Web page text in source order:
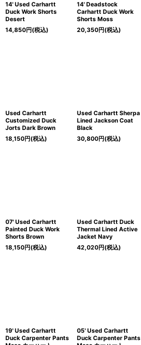
14' Used Carhartt
Duck Work Shorts
Desert
14,850円(税込)
14' Deadstock
Carhartt Duck Work
Shorts Moss
20,350円(税込)
Used Carhartt
Customized Duck
Jorts Dark Brown
18,150円(税込)
Used Carhartt Sherpa
Lined Jackson Coat
Black
30,800円(税込)
07' Used Carhartt
Painted Duck Work
Shorts Brown
18,150円(税込)
Used Carhartt Duck
Thermal Lined Active
Jacket Navy
42,020円(税込)
19' Used Carhartt
Duck Carpenter Pants
05' Used Carhartt
Duck Carpenter Pants